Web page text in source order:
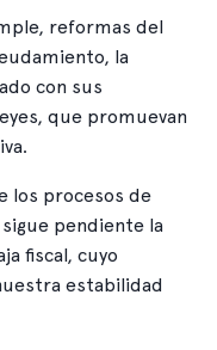
reformas del
la
con sus
que promuevan
los procesos de
pendiente la
fiscal, cuyo
estabilidad